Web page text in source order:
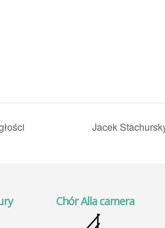
Jacek
Chór Alla camera